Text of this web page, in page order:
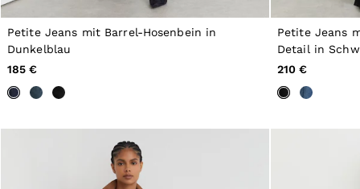
52 / XL
54 / XXL
56 / XXXL
Coats & Jackets
Trousers & Joggers
Tops & T-Shirts
Knitwear
Sets & Outfits
Petite Jeans mit Barrel-Hosenbein in
Dunkelblau
185 €
Petite Jeans
Detail in
210 €